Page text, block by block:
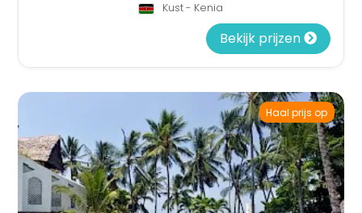
Kust - Kenia
Bekijk prijzen
Haal prijs op